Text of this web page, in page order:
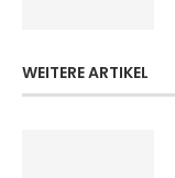
WEITERE ARTIKEL